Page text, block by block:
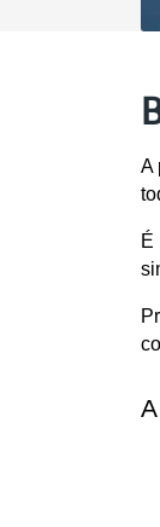
A
É